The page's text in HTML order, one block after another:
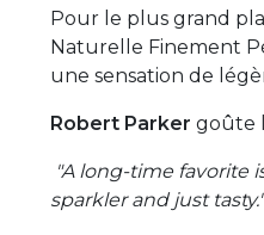
Pour le plus grand
Naturelle Finement
une sensation de
Robert Parker goûte
"A long-time favorite
sparkler and just tasty."